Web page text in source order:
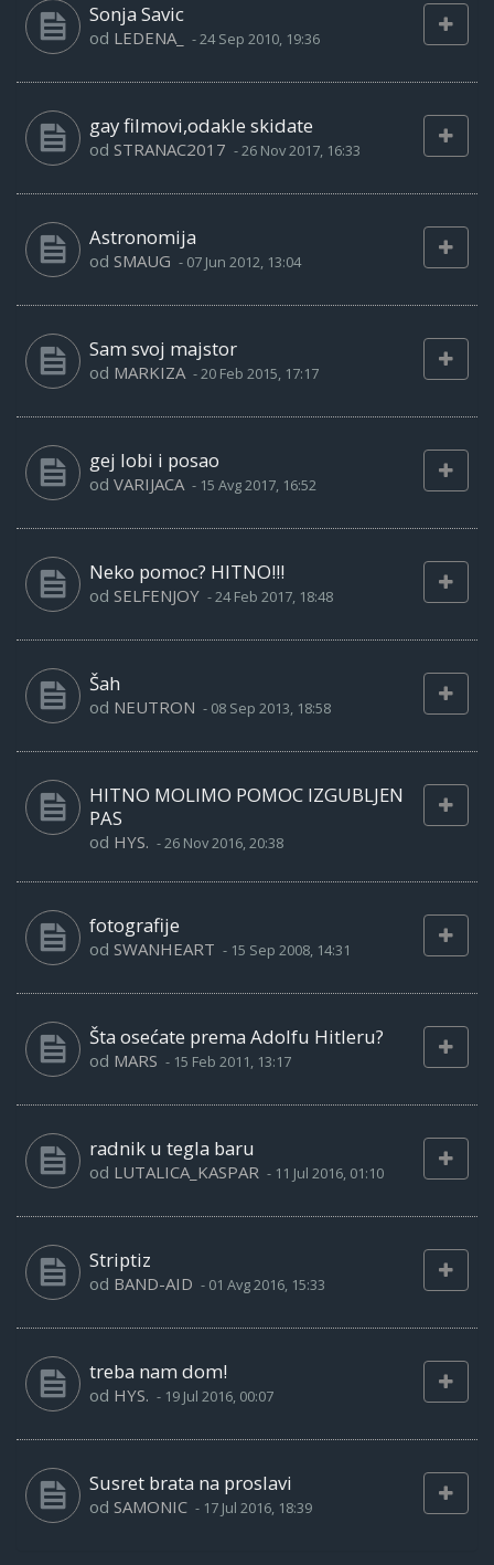
Sonja Savic
od LEDENA_ -24 Sep 2010, 19:36
gay filmovi,odakle skidate
od STRANAC2017 -26 Nov 2017, 16:33
Astronomija
od SMAUG - 07 Jun 2012, 13:04
Sam svoj majstor
od MARKIZA -20 Feb 2015, 17:17
gej lobi i posao
od VARIJACA - 15 Avg 2017, 16:52
Neko pomoc? HITNO!!!
od SELFENJOY -24 Feb 2017, 18:48
Šah
od NEUTRON - 08 Sep 2013, 18:58
HITNO MOLIMO POMOC IZGUBLJEN
PAS
od HYS. -26 Nov 2016, 20:38
fotografije
od SWANHEART - 15 Sep 2008, 14:31
Šta osećate prema Adolfu Hitleru?
od MARS - 15 Feb 2011, 13:17
radnik u tegla baru
od LUTALICA_KASPAR - 11 Jul 2016, 01:10
Striptiz
od BAND-AID - 01 Avg 2016, 15:33
treba nam dom!
od HYS. - 19 Jul 2016, 00:07
Susret brata na proslavi
od SAMONIC - 17 Jul 2016, 18:39